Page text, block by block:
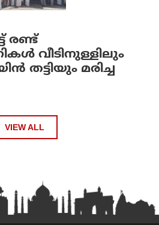
രണ്ട്
വീടിനുള്ളിലും
തട്ടിയും മരിച്ച
VIEW ALL